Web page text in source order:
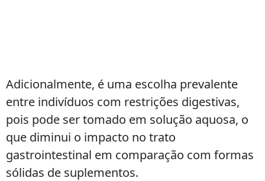
Adicionalmente, é uma escolha prevalente
entre indivíduos com restrições digestivas,
pois pode ser tomado em solução aquosa, o
que diminui o impacto no trato
gastrointestinal em comparação com formas
sólidas de suplementos.